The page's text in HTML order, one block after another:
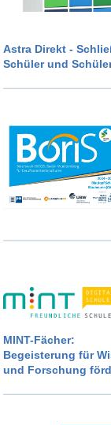
Astra Direkt -
Schüler und
MINT-Fächer:
Begeisterung für
und Forschung